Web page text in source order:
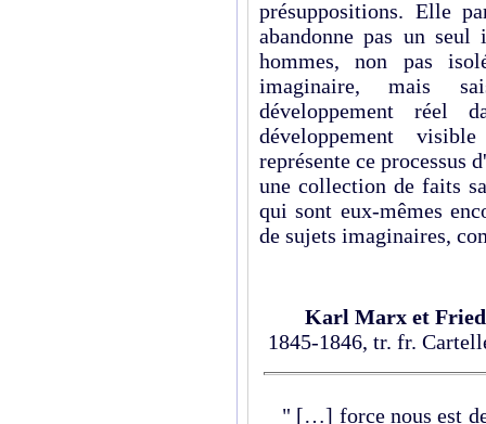
présuppositions. Elle
abandonne pas un seul
hommes, non pas
imaginaire, mais
développement réel
développement
représente ce processus
une collection de faits
qui sont eux-mêmes
de sujets imaginaires,
Karl Marx et
1845-1846, tr. fr.
" […] force nous est de